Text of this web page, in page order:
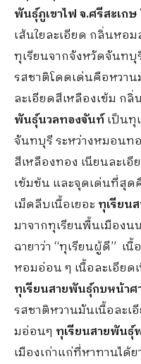
พันธุ์ภูเขาไฟ จ.ศรีสะเกษ
เส้นใยละเอียด กลิ่นหอ
ทุเรียนจากจังหวัดจันทบุ
รสชาติโดดเด่นคือหวา
ละเอียดสีเหลืองเข้ม ก
พันธุ์นวลทองจันท์เป็นทุ
จันทบุรี ระหว่างหมอนท
สีเหลืองทอง เนียนละเ
เข้มข้น และจุดเด่นที่สุ
เม็ดลีบเนื้อเยอะ ทุเรียน
มาจากทุเรียนพื้นเมือง
ฉายาว่า “ทุเรียนผู้ดี” เ
หอมอ่อน ๆ เนื้อละเอีย
ทุเรียนสายพันธุ์กบหน้าศ
รสชาติหวานมันเนื้อละเ
มอ่อนๆ ทุเรียนสายพันธุ์
เมืองเก่าแก่ที่หาทานได้